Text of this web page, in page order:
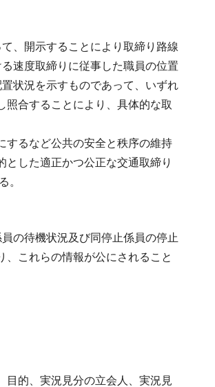
、開示することにより取締り路線
速度取締りに従事した職員の位置
状況を示すものであって、いずれ
照合することにより、具体的な取
するなど公共の安全と秩序の維持
した適正かつ公正な交通取締り
。
の待機状況及び同停止係員の停止
これらの情報が公にされること
目的、実況見分の立会人、実況見